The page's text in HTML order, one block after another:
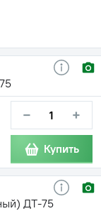
− +
Купить
ДТ-75